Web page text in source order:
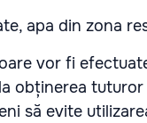
apa din zona
vor fi
obținerea
să evite